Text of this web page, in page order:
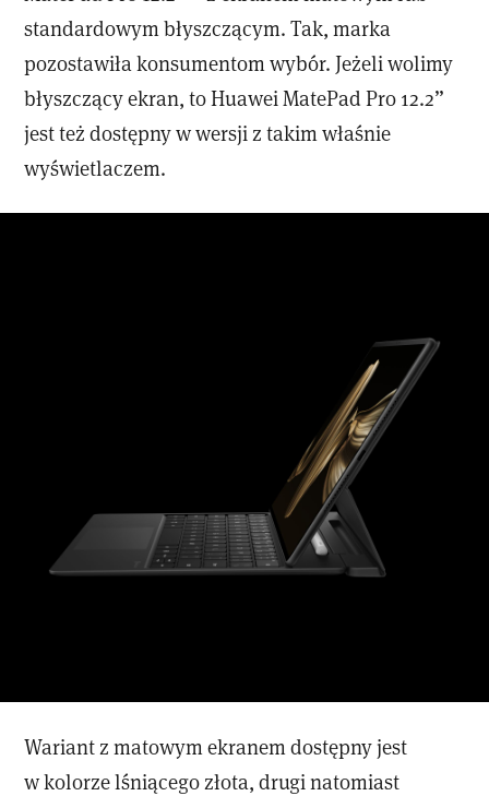
standardowym błyszczącym. Tak, marka
pozostawiła konsumentom wybór. Jeżeli wolimy
błyszczący ekran, to Huawei MatePad Pro 12.2”
jest też dostępny w wersji z takim właśnie
wyświetlaczem.
Wariant z matowym ekranem dostępny jest
w kolorze lśniącego złota, drugi natomiast